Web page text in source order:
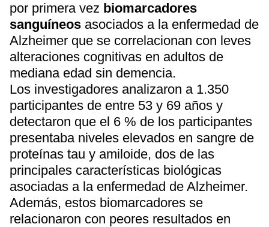
por primera vez biomarcadores
sanguíneos asociados a la enfermedad de
Alzheimer que se correlacionan con leves
alteraciones cognitivas en adultos de
mediana edad sin demencia.
Los investigadores analizaron a 1.350
participantes de entre 53 y 69 años y
detectaron que el 6 % de los participantes
presentaba niveles elevados en sangre de
proteínas tau y amiloide, dos de las
principales características biológicas
asociadas a la enfermedad de Alzheimer.
Además, estos biomarcadores se
relacionaron con peores resultados en